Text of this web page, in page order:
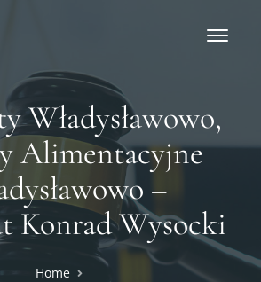
Władysławowo,
Alimentacyjne
–
Konrad Wysocki
Home